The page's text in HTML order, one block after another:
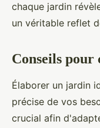
chaque jardin
un véritable reflet
Conseils
Élaborer un jardin
précise de vos
crucial afin